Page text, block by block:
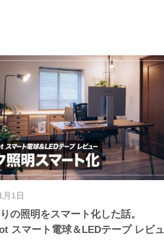
月1日
の照明をスマート化した話。
スマート電球＆LEDテープ レビュ